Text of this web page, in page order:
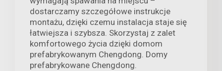
dostarczamy szczegółowe instrukcje
montażu, dzięki czemu instalacja staje się
łatwiejsza i szybsza. Skorzystaj z zalet
komfortowego życia dzięki domom
prefabrykowanym Chengdong. Domy
prefabrykowane Chengdong.